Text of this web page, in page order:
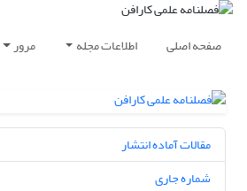
صفحه اصلی اطلاعات مجله مرور
مقالات آماده انتشار
شماره جاری